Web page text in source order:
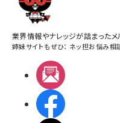
業界情報やナレッジが詰まったメ
姉妹サイトもぜひ： ネッ担お悩み相